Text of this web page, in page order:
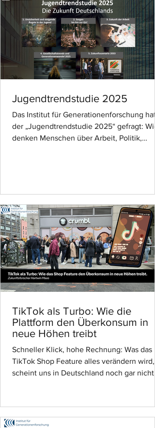
Jugendtrendstudie 2025
Das Institut für Generationenforschung hat
der „Jugendtrendstudie 2025“ gefragt: Wie
denken Menschen über Arbeit, Politik,
TikTok als Turbo: Wie die
Plattform den Überkonsum in
neue Höhen treibt
Schneller Klick, hohe Rechnung: Was das
TikTok Shop Feature alles verändern wird,
scheint uns in Deutschland noch gar nicht
TikTok Shop ist in den USA ein
durchschlagender Erfolg. Auch in